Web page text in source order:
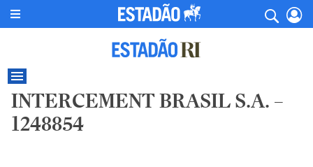
INTERCEMENT BRASIL S.A. –
1248854